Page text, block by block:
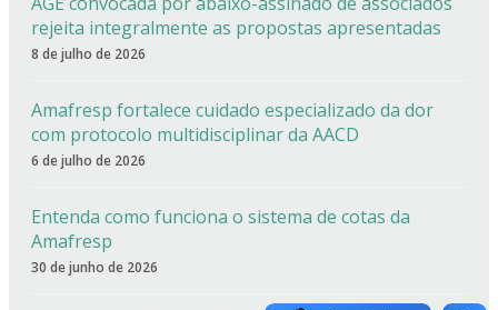
rejeita integralmente as propostas apresentadas
8 de julho de 2026
Amafresp fortalece cuidado especializado da dor
com protocolo multidisciplinar da AACD
6 de julho de 2026
Entenda como funciona o sistema de cotas da
Amafresp
30 de junho de 2026